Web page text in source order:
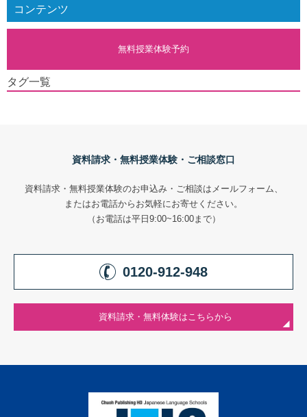
コンテンツ
無料授業体験予約
タグ一覧
資料請求・無料授業体験・ご相談窓口
資料請求・無料授業体験のお申込み・ご相談はメールフォーム、
またはお電話からお気軽にお寄せください。
（お電話は平日9:00~16:00まで）
0120-912-948
資料請求・無料体験はこちらから